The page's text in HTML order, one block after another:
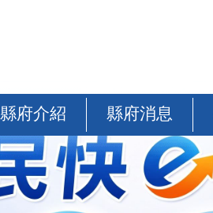
縣府介紹 縣府消息